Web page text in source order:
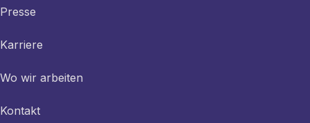
Presse
Karriere
Wo wir arbeiten
Kontakt